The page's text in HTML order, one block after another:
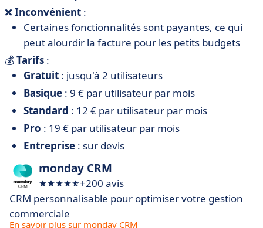
❌Inconvénient :
Certaines fonctionnalités sont payantes, ce qui
peut alourdir la facture pour les petits budgets
💰Tarifs :
Gratuit : jusqu'à 2 utilisateurs
Basique : 9 € par utilisateur par mois
Standard : 12 € par utilisateur par mois
Pro : 19 € par utilisateur par mois
Entreprise : sur devis
monday CRM
+200 avis
CRM personnalisable pour optimiser votre gestion
commerciale
En savoir plus sur monday CRM